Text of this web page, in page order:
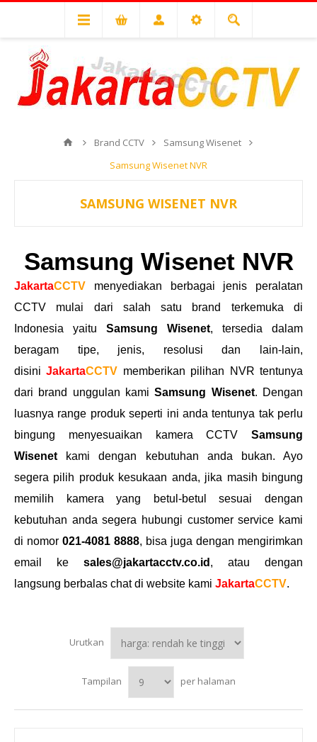
Brand CCTV
Samsung Wisenet
Samsung Wisenet NVR
SAMSUNG WISENET NVR
Samsung Wisenet NVR
JakartaCCTV menyediakan berbagai jenis peralatan
CCTV mulai dari salah satu brand terkemuka di
Indonesia yaitu Samsung Wisenet, tersedia dalam
beragam tipe, jenis, resolusi dan lain-lain,
disiniJakartaCCTV memberikan pilihan NVR tentunya
dari brand unggulan kamiSamsung Wisenet. Dengan
luasnya range produk seperti ini anda tentunya tak perlu
bingung menyesuaikan kamera CCTV Samsung
Wisenet
kami dengan kebutuhan anda bukan. Ayo
segera pilih produk kesukaan anda, jika masih bingung
memilih kamera yang betul-betul sesuai dengan
kebutuhan anda segera hubungi customer service kami
di nomor 021-4081 8888, bisa juga dengan mengirimkan
email ke sales@jakartacctv.co.id , atau dengan
langsung berbalas chat di website kami JakartaCCTV.
Urutkan
Tampilan per halaman